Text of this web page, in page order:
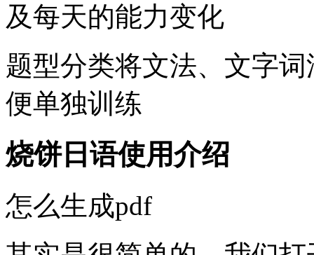
及每天的能力变化
题型分类将文法、文字
便单独训练
烧饼日语使用介绍
怎么生成pdf